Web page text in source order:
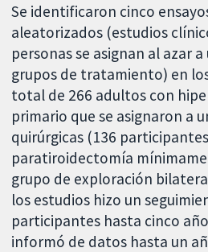
Se identificaron cinco
aleatorizados (estudios
personas se asignan al azar
grupos de tratamiento) en
total de 266 adultos con
primario que se asignaron a
quirúrgicas (136
paratiroidectomía
grupo de exploración
los estudios hizo un
participantes hasta cinco
informó de datos hasta un